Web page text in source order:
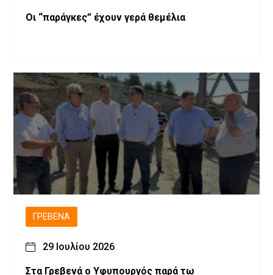
Οι “παράγκες” έχουν γερά θεμέλια
ΓΡΕΒΕΝΆ
29 Ιουλίου 2026
Στα Γρεβενά ο Υφυπουργός παρά τω